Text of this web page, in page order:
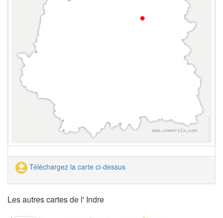
Téléchargez la carte ci-dessus
Les autres cartes de l' Indre